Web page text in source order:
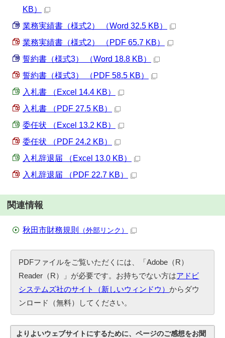
KB）
業務実績書（様式2） （Word 32.5 KB）
業務実績書（様式2） （PDF 65.7 KB）
誓約書（様式3） （Word 18.8 KB）
誓約書（様式3） （PDF 58.5 KB）
入札書 （Excel 14.4 KB）
入札書 （PDF 27.5 KB）
委任状 （Excel 13.2 KB）
委任状 （PDF 24.2 KB）
入札辞退届 （Excel 13.0 KB）
入札辞退届 （PDF 22.7 KB）
関連情報
秋田市財務規則 （外部リンク）
PDFファイルをご覧いただくには、「Adobe（R）
Reader（R）」が必要です。お持ちでない方はアドビ
システムズ社のサイト（新しいウィンドウ）からダウ
ンロード（無料）してください。
よりよいウェブサイトにするために、ページのご感想をお聞